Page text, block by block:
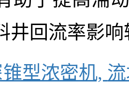
井回流率影响
型浓密机,